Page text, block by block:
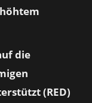
die
(RED)